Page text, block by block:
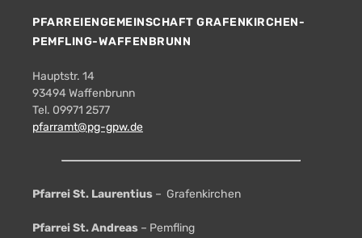
PFARREIENGEMEINSCHAFT GRAFENKIRCHEN-
PEMFLING-WAFFENBRUNN
Hauptstr. 14
93494 Waffenbrunn
Tel. 09971 2577
pfarramt@pg-gpw.de
Pfarrei St. Laurentius – Grafenkirchen
Pfarrei St. Andreas – Pemfling